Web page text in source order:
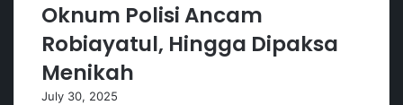
Oknum Polisi Ancam
Robiayatul, Hingga Dipaksa
Menikah
July 30, 2025